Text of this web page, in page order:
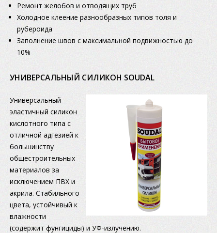
Ремонт желобов и отводящих труб
Холодное клеение разнообразных типов толя и
рубероида
Заполнение швов с максимальной подвижностью до
10%
УНИВЕРСАЛЬНЫЙ СИЛИКОН SOUDAL
Универсальный
эластичный силикон
кислотного типа с
отличной адгезией к
большинству
общестроительных
материалов за
исключением ПВХ и
акрила. Стабильного
цвета, устойчивый к
влажности
(содержит фунгициды) и УФ-излучению.